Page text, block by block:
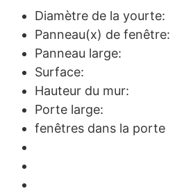
Diamètre de la yourte:
Panneau(x) de fenêtre:
Panneau large:
Surface:
Hauteur du mur:
Porte large:
fenêtres dans la porte